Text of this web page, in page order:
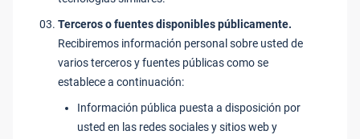
Terceros o fuentes disponibles públicamente.
Recibiremos información personal sobre usted de
varios terceros y fuentes públicas como se
establece a continuación:
Información pública puesta a disposición por
usted en las redes sociales y sitios web y